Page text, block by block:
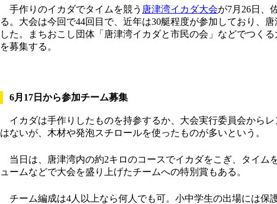
手作りのイカダでタイムを競う 唐津湾イカダ大会が7月26日、
る。大会は今回で44回目で、近年は30艇程度が参加しており、
した。まちおこし団体「唐津湾イカダと市民の会」などでつく
を募集する。
6月17日から参加チーム募集
イカダは手作りしたものを持参するか、大会実行委員会から
はないが、木材や発泡スチロールを使ったものが多いという。
当日は、唐津湾内の約2キロのコースでイカダをこぎ、タイム
ュームなどで大会を盛り上げたチームへの特別賞もある。
チーム編成は4人以上なら何人でも可。小中学生の出場には保